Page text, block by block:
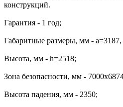
конструкций.
Гарантия - 1 год;
Габаритные размеры, мм - a=3187,
Высота, мм - h=2518;
Зона безопасности, мм -
Высота падения, мм - 2350;